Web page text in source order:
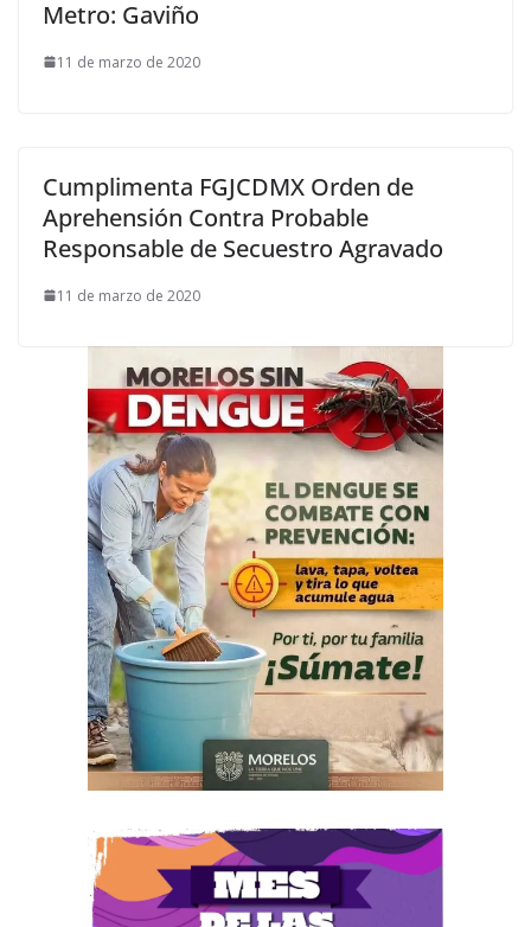
Metro: Gaviño
11 de marzo de 2020
Cumplimenta FGJCDMX Orden de
Aprehensión Contra Probable
Responsable de Secuestro Agravado
11 de marzo de 2020